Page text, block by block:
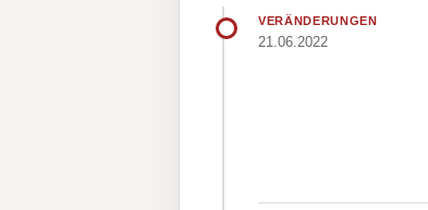
VERÄNDERUNGEN
21.06.2022